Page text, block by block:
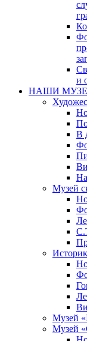
и
НАШИ
В
Музей
Музей
Музей